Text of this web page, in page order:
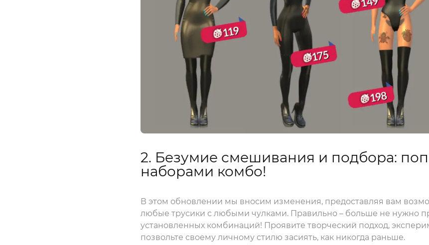
2. Безумие смешивания и подбора:
наборами комбо!
В этом обновлении мы вносим изменения, предоставляя вам
любые трусики с любыми чулками. Правильно – больше не нужно
установленных комбинаций! Проявите творческий подход,
позвольте своему личному стилю засиять, как никогда раньше.